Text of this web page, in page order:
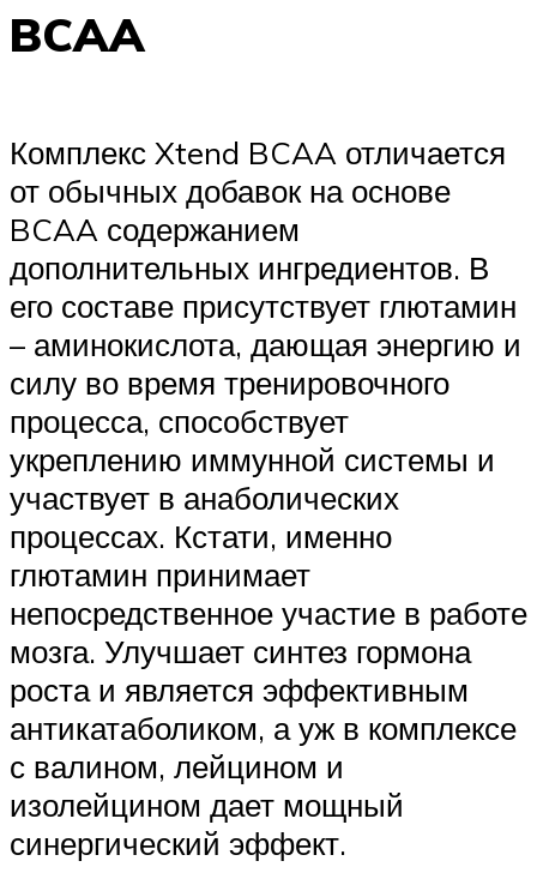
BCAA
Комплекс Xtend BCAA отличается
от обычных добавок на основе
BCAA содержанием
дополнительных ингредиентов. В
его составе присутствует глютамин
– аминокислота, дающая энергию и
силу во время тренировочного
процесса, способствует
укреплению иммунной системы и
участвует в анаболических
процессах. Кстати, именно
глютамин принимает
непосредственное участие в работе
мозга. Улучшает синтез гормона
роста и является эффективным
антикатаболиком, а уж в комплексе
с валином, лейцином и
изолейцином дает мощный
синергический эффект.